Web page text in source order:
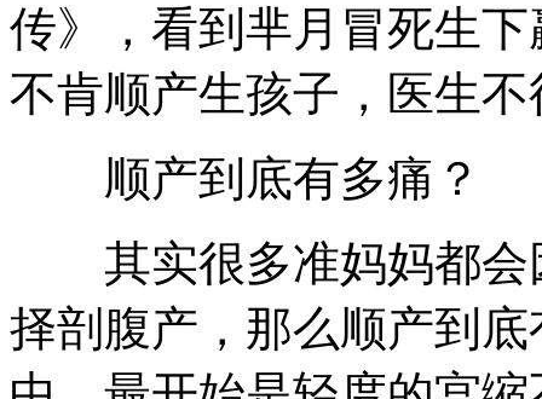
传》，看到芈月冒死生
不肯顺产生孩子，医生
顺产到底有多痛？
其实很多准妈妈都会
择剖腹产，那么顺产到